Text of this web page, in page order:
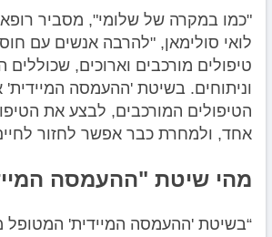
"כמו במקרה של שלומי", מסביר רופא
לואי סולימאן, "להרבה אנשים עם
טיפולים מורכבים וארוכים, שכוללים
וניתוחים. בשיטת 'ההעמסה
הטיפולים המורכבים, לבצע את
אחד, ולמחרת כבר אפשר לחזור
מהי שיטת "ההעמסה
“בשיטת 'ההעמסה המיידית' המטופל